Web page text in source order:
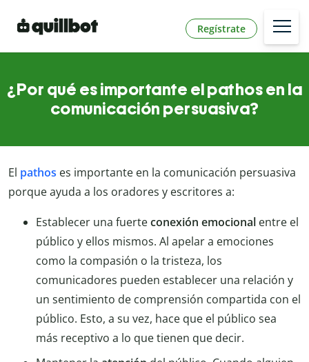
Regístrate
¿Por qué es importante el pathos en la
comunicación persuasiva?
El pathos es importante en la comunicación persuasiva
porque ayuda a los oradores y escritores a:
Establecer una fuerteconexión emocional entre el
público y ellos mismos. Al apelar a emociones
como la compasión o la tristeza, los
comunicadores pueden establecer una relación y
un sentimiento de comprensión compartida con el
público. Esto, a su vez, hace que el público sea
más receptivo a lo que tienen que decir.